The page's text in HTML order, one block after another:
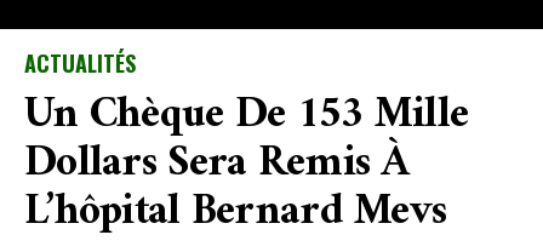
ACTUALITÉS
Un Chèque De 153 Mille
Dollars Sera Remis À
L’hôpital Bernard Mevs